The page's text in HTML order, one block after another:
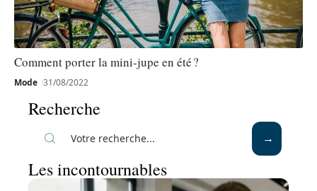
Comment porter la mini-jupe en été ?
Mode 31/08/2022
Recherche
Les incontournables